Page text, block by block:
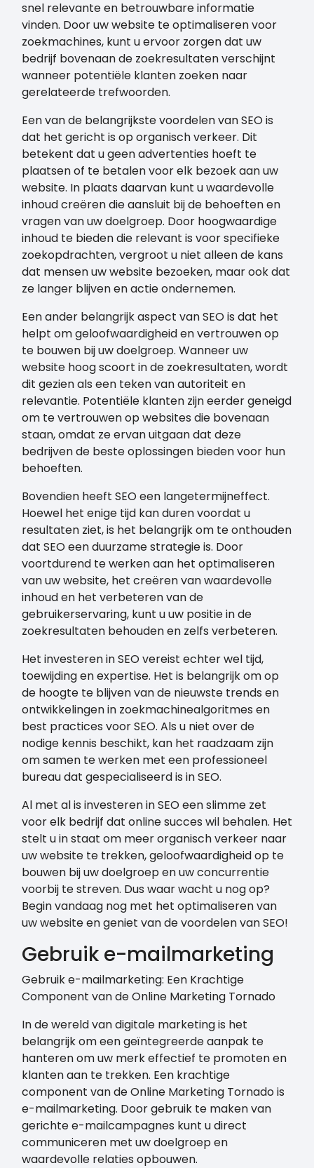
snel relevante en betrouwbare informatie
vinden. Door uw website te optimaliseren voor
zoekmachines, kunt u ervoor zorgen dat uw
bedrijf bovenaan de zoekresultaten verschijnt
wanneer potentiële klanten zoeken naar
gerelateerde trefwoorden.
Een van de belangrijkste voordelen van SEO is
dat het gericht is op organisch verkeer. Dit
betekent dat u geen advertenties hoeft te
plaatsen of te betalen voor elk bezoek aan uw
website. In plaats daarvan kunt u waardevolle
inhoud creëren die aansluit bij de behoeften en
vragen van uw doelgroep. Door hoogwaardige
inhoud te bieden die relevant is voor specifieke
zoekopdrachten, vergroot u niet alleen de kans
dat mensen uw website bezoeken, maar ook dat
ze langer blijven en actie ondernemen.
Een ander belangrijk aspect van SEO is dat het
helpt om geloofwaardigheid en vertrouwen op
te bouwen bij uw doelgroep. Wanneer uw
website hoog scoort in de zoekresultaten, wordt
dit gezien als een teken van autoriteit en
relevantie. Potentiële klanten zijn eerder geneigd
om te vertrouwen op websites die bovenaan
staan, omdat ze ervan uitgaan dat deze
bedrijven de beste oplossingen bieden voor hun
behoeften.
Bovendien heeft SEO een langetermijneffect.
Hoewel het enige tijd kan duren voordat u
resultaten ziet, is het belangrijk om te onthouden
dat SEO een duurzame strategie is. Door
voortdurend te werken aan het optimaliseren
van uw website, het creëren van waardevolle
inhoud en het verbeteren van de
gebruikerservaring, kunt u uw positie in de
zoekresultaten behouden en zelfs verbeteren.
Het investeren in SEO vereist echter wel tijd,
toewijding en expertise. Het is belangrijk om op
de hoogte te blijven van de nieuwste trends en
ontwikkelingen in zoekmachinealgoritmes en
best practices voor SEO. Als u niet over de
nodige kennis beschikt, kan het raadzaam zijn
om samen te werken met een professioneel
bureau dat gespecialiseerd is in SEO.
Al met al is investeren in SEO een slimme zet
voor elk bedrijf dat online succes wil behalen. Het
stelt u in staat om meer organisch verkeer naar
uw website te trekken, geloofwaardigheid op te
bouwen bij uw doelgroep en uw concurrentie
voorbij te streven. Dus waar wacht u nog op?
Begin vandaag nog met het optimaliseren van
uw website en geniet van de voordelen van SEO!
Gebruik e-mailmarketing
Gebruik e-mailmarketing: Een Krachtige
Component van de Online Marketing Tornado
In de wereld van digitale marketing is het
belangrijk om een geïntegreerde aanpak te
hanteren om uw merk effectief te promoten en
klanten aan te trekken. Een krachtige
component van de Online Marketing Tornado is
e-mailmarketing. Door gebruik te maken van
gerichte e-mailcampagnes kunt u direct
communiceren met uw doelgroep en
waardevolle relaties opbouwen.